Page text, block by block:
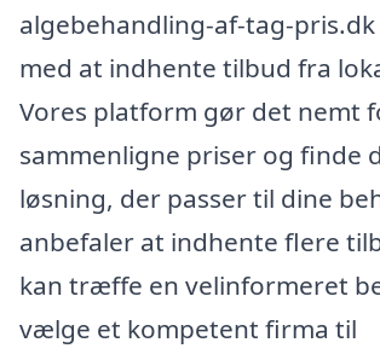
algebehandling-af-tag-
med at indhente tilbud fra
Vores platform gør det nemt
sammenligne priser og finde
løsning, der passer til dine
anbefaler at indhente flere
kan træffe en velinformeret
vælge et kompetent firma til